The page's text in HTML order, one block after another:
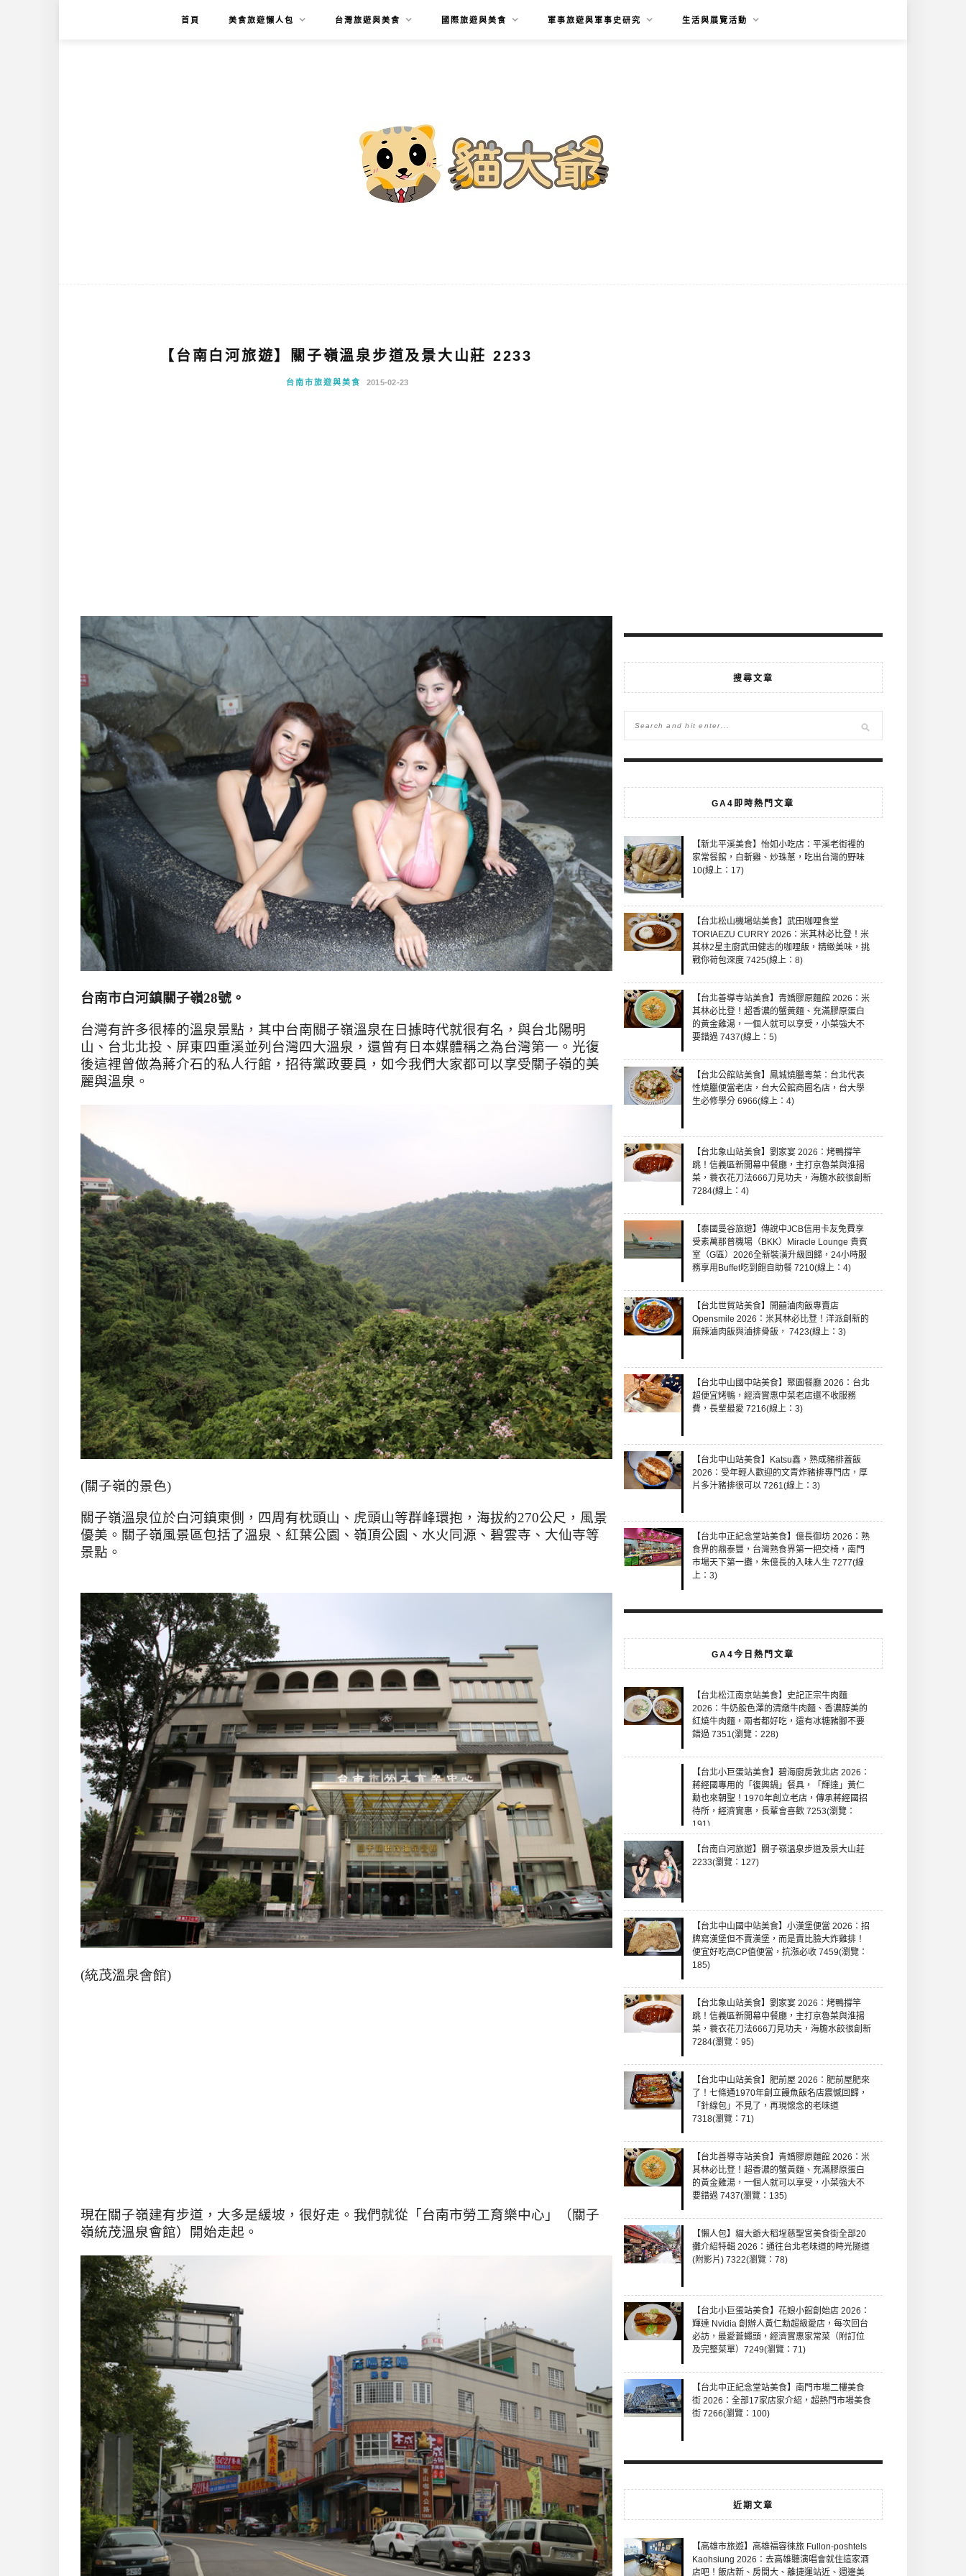
首頁 美食旅遊懶人包 台灣旅遊與美食 國際旅遊與美食 軍事旅遊與軍事史研究 生活與展覽活動
【台南白河旅遊】關子嶺溫泉步道及景大山莊 2233
台南市旅遊與美食 2015-02-23
台南市白河鎮關子嶺28號。
台灣有許多很棒的溫泉景點，其中台南關子嶺溫泉在日據時代就很有名，與台北陽明
山、台北北投、屏東四重溪並列台灣四大溫泉，還曾有日本媒體稱之為台灣第一。光復
後這裡曾做為蔣介石的私人行館，招待黨政要員，如今我們大家都可以享受關子嶺的美
麗與溫泉。
(關子嶺的景色)
關子嶺溫泉位於白河鎮東側，四周有枕頭山、虎頭山等群峰環抱，海拔約270公尺，風景
優美。關子嶺風景區包括了溫泉、紅葉公園、嶺頂公園、水火同源、碧雲寺、大仙寺等
景點。
(統茂溫泉會館)
現在關子嶺建有步道，大多是緩坡，很好走。我們就從「台南市勞工育樂中心」（關子
嶺統茂溫泉會館）開始走起。
搜尋文章
GA4即時熱門文章
【新北平溪美食】怡如小吃店：平溪老街裡的
家常餐館，白斬雞、炒珠蔥，吃出台灣的野味
10(線上：17)
【台北松山機場站美食】武田咖哩食堂
TORIAEZU CURRY 2026：米其林必比登！米
其林2星主廚武田健志的咖哩飯，精緻美味，挑
戰你荷包深度 7425(線上：8)
【台北善導寺站美食】青嬌膠原麵館 2026：米
其林必比登！超香濃的蟹黃麵、充滿膠原蛋白
的黃金雞湯，一個人就可以享受，小菜強大不
要錯過 7437(線上：5)
【台北公館站美食】鳳城燒臘粵菜：台北代表
性燒臘便當老店，台大公館商圈名店，台大學
生必修學分 6966(線上：4)
【台北象山站美食】劉家宴 2026：烤鴨撐竿
跳！信義區新開幕中餐廳，主打京魯菜與淮揚
菜，蓑衣花刀法666刀見功夫，海膽水餃很創新
7284(線上：4)
【泰國曼谷旅遊】傳說中JCB信用卡友免費享
受素萬那普機場（BKK）Miracle Lounge 貴賓
室（G區）2026全新裝潢升級回歸，24小時服
務享用Buffet吃到飽自助餐 7210(線上：4)
【台北世貿站美食】開囍滷肉飯專賣店
Opensmile 2026：米其林必比登！洋派創新的
麻辣滷肉飯與滷排骨飯， 7423(線上：3)
【台北中山國中站美食】聚園餐廳 2026：台北
超便宜烤鴨，經濟實惠中菜老店還不收服務
費，長輩最愛 7216(線上：3)
【台北中山站美食】Katsu鑫，熟成豬排蓋飯
2026：受年輕人歡迎的文青炸豬排專門店，厚
片多汁豬排很可以 7261(線上：3)
【台北中正紀念堂站美食】億長御坊 2026：熟
食界的鼎泰豐，台灣熟食界第一把交椅，南門
市場天下第一攤，朱億長的入味人生 7277(線
上：3)
GA4今日熱門文章
【台北松江南京站美食】史記正宗牛肉麵
2026：牛奶般色澤的清燉牛肉麵、香濃醇美的
紅燒牛肉麵，兩者都好吃，還有冰糖豬腳不要
錯過 7351(瀏覽：228)
【台北小巨蛋站美食】碧海廚房敦北店 2026：
蔣經國專用的「復興鍋」餐具，「輝達」黃仁
勳也來朝聖！1970年創立老店，傳承蔣經國招
待所，經濟實惠，長輩會喜歡 7253(瀏覽：
191)
【台南白河旅遊】關子嶺溫泉步道及景大山莊
2233(瀏覽：127)
【台北中山國中站美食】小漢堡便當 2026：招
牌寫漢堡但不賣漢堡，而是賣比臉大炸雞排！
便宜好吃高CP值便當，抗漲必收 7459(瀏覽：
185)
【台北象山站美食】劉家宴 2026：烤鴨撐竿
跳！信義區新開幕中餐廳，主打京魯菜與淮揚
菜，蓑衣花刀法666刀見功夫，海膽水餃很創新
7284(瀏覽：95)
【台北中山站美食】肥前屋 2026：肥前屋肥來
了！七條通1970年創立饅魚飯名店震憾回歸，
「針線包」不見了，再現懷念的老味道
7318(瀏覽：71)
【台北善導寺站美食】青嬌膠原麵館 2026：米
其林必比登！超香濃的蟹黃麵、充滿膠原蛋白
的黃金雞湯，一個人就可以享受，小菜強大不
要錯過 7437(瀏覽：135)
【懶人包】貓大爺大稻埕慈聖宮美食街全部20
攤介紹特輯 2026：通往台北老味道的時光隧道
(附影片) 7322(瀏覽：78)
【台北小巨蛋站美食】花娘小館創始店 2026：
輝達 Nvidia 創辦人黃仁勳超級愛店，每次回台
必訪，最愛蒼蠅頭，經濟實惠家常菜（附訂位
及完整菜單）7249(瀏覽：71)
【台北中正紀念堂站美食】南門市場二樓美食
街 2026：全部17家店家介紹，超熱門市場美食
街 7266(瀏覽：100)
近期文章
【高雄市旅遊】高雄福容徠旅 Fullon-poshtels
Kaohsiung 2026：去高雄聽演唱會就住這家酒
店吧！飯店新、房間大、離捷運站近、週邊美